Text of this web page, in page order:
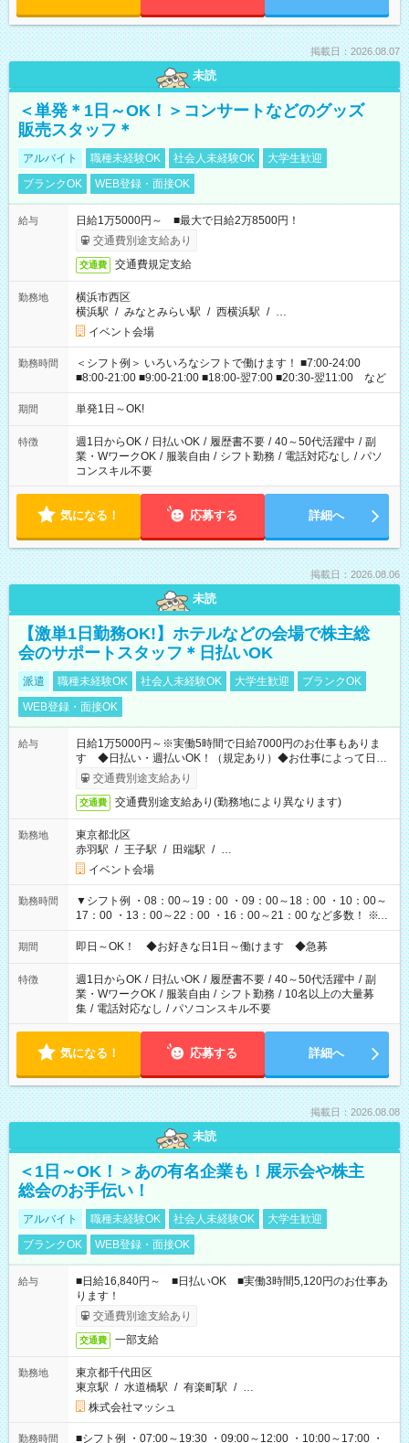
掲載日：2026.08.07
未読
＜単発＊1日～OK！＞コンサートなどのグッズ
販売スタッフ＊
アルバイト 職種未経験OK 社会人未経験OK
大学生歓迎
ブランクOK
WEB登録・面接OK
給与
日給1万5000円～ ■最大で日給2万8500円！
交通費別途支給あり
交通費 交通費規定支給
勤務地
横浜市西区
横浜駅 / みなとみらい駅 / 西横浜駅 / …
イベント会場
勤務時間
＜シフト例＞ いろいろなシフトで働けます！ ■7:00-24:00
■8:00-21:00 ■9:00-21:00 ■18:00-翌7:00 ■20:30-翌11:00 など
期間 単発1日～OK!
特徴 週1日からOK / 日払いOK / 履歴書不要 / 40～50代活躍中 / 副
業・WワークOK / 服装自由 / シフト勤務 / 電話対応なし / パソ
コンスキル不要
気になる！ 応募する 詳細へ
掲載日：2026.08.06
未読
【激単1日勤務OK!】ホテルなどの会場で株主総
会のサポートスタッフ＊日払いOK
派遣 職種未経験OK 社会人未経験OK 大学生歓迎
ブランクOK
WEB登録・面接OK
給与
日給1万5000円～※実働5時間で日給7000円のお仕事もありま
す ◆日払い・週払いOK！（規定あり）◆お仕事によって日給
も異なります
交通費別途支給あり
交通費 交通費別途支給あり(勤務地により異なります)
勤務地
東京都北区
赤羽駅 / 王子駅 / 田端駅 / …
イベント会場
勤務時間
▼シフト例 ・08：00～19：00 ・09：00～18：00 ・10：00～
17：00 ・13：00～22：00 ・16：00～21：00 など多数！ ※お
仕事により勤務時間が異なります
期間 即日～OK！ ◆お好きな日1日～働けます ◆急募
特徴 週1日からOK / 日払いOK / 履歴書不要 / 40～50代活躍中 / 副
業・WワークOK / 服装自由 / シフト勤務 / 10名以上の大量募
集 / 電話対応なし / パソコンスキル不要
気になる！ 応募する 詳細へ
掲載日：2026.08.08
未読
＜1日～OK！＞あの有名企業も！展示会や株主
総会のお手伝い！
アルバイト 職種未経験OK 社会人未経験OK
大学生歓迎
ブランクOK
WEB登録・面接OK
給与
■日給16,840円～ ■日払いOK ■実働3時間5,120円のお仕事あ
ります！
交通費別途支給あり
交通費 一部支給
勤務地
東京都千代田区
東京駅 / 水道橋駅 / 有楽町駅 / …
株式会社マッシュ
勤務時間 ■シフト例 ・07:00～19:30 ・09:00～12:00 ・10:00～17:00 ・